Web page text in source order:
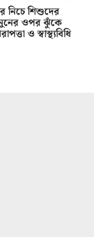
নিচে শিশুদের
ওপর ঝুঁকে
ও স্বাস্থ্যবিধি